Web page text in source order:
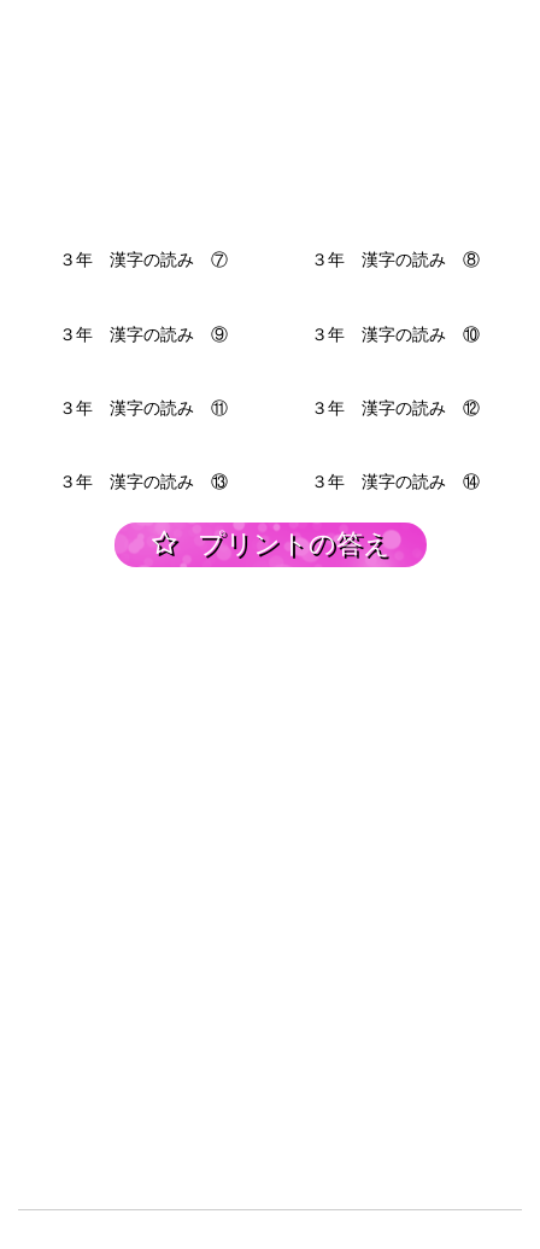
３年 漢字の読み ⑦ ３年 漢字の読み ⑧
３年 漢字の読み ⑨ ３年 漢字の読み ⑩
３年 漢字の読み ⑪ ３年 漢字の読み ⑫
３年 漢字の読み ⑬ ３年 漢字の読み ⑭
プリントの答え